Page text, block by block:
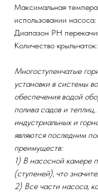
Максимальная
использовании
Диапазон РН
Количество
Многоступенчатые
установки в системы
обеспечения водой
полива садов и
индустриальных и
являются последним
преимуществ:
1) В насосной камере
(ступеней), что
2) Все части насоса,